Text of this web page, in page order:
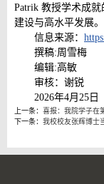
Patrik 教授学术成
建设与高水平发展。
信息来源：
撰稿:周雪梅
编辑:高敏
审核：谢锐
2026年4月25日
上一条： 喜报：我院学子在
下一条： 我校校友张辉博士